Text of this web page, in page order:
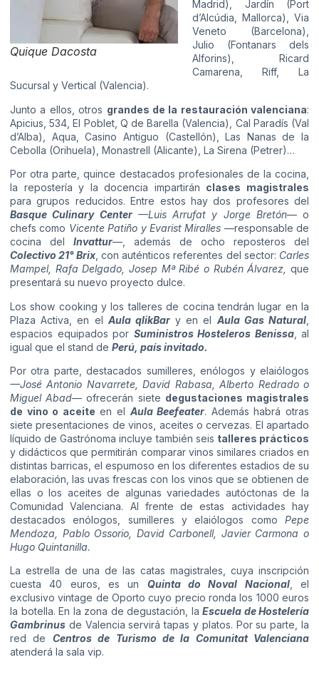
Quique Dacosta
Madrid), Jardín (Port
d’Alcúdia, Mallorca), Via
Veneto (Barcelona),
Julio (Fontanars dels
Alforins), Ricard
Camarena, Riff, La
Sucursal y Vertical (Valencia).
Junto a ellos, otros grandes de la restauración valenciana:
Apicius, 534, El Poblet, Q de Barella (Valencia), Cal Paradís (Val
d’Alba), Aqua, Casino Antiguo (Castellón), Las Nanas de la
Cebolla (Orihuela), Monastrell (Alicante), La Sirena (Petrer)…
Por otra parte, quince destacados profesionales de la cocina,
la repostería y la docencia impartirán clases magistrales
para grupos reducidos. Entre estos hay dos profesores del
Basque Culinary Center—Luis Arrufat y Jorge Bretón—o
chefs como Vicente Patiño y Evarist Miralles —responsable de
cocina del Invattur—, además de ocho reposteros del
Colectivo 21° Brix, con auténticos referentes del sector: Carles
Mampel, Rafa Delgado, Josep Mª Ribé o Rubén Álvarez, que
presentará su nuevo proyecto dulce.
Los show cooking y los talleres de cocina tendrán lugar en la
Plaza Activa, en el Aula qlikBary en el Aula Gas Natural
espacios equipados por Suministros Hosteleros Benissa, al
igual que el stand de Perú, país invitado.
Por otra parte, destacados sumilleres, enólogos y elaiólogos
—José Antonio Navarrete, David Rabasa, Alberto Redrado o
Miguel Abad— ofrecerán siete degustaciones magistrales
de vino o aceite en el Aula Beefeater. Además habrá otras
siete presentaciones de vinos, aceites o cervezas. El apartado
líquido de Gastrónoma incluye también seis talleres prácticos
y didácticos que permitirán comparar vinos similares criados en
distintas barricas, el espumoso en los diferentes estadios de su
elaboración, las uvas frescas con los vinos que se obtienen de
ellas o los aceites de algunas variedades autóctonas de la
Comunidad Valenciana. Al frente de estas actividades hay
destacados enólogos, sumilleres y elaiólogos como Pepe
Mendoza, Pablo Ossorio, David Carbonell, Javier Carmona o
Hugo Quintanilla.
La estrella de una de las catas magistrales, cuya inscripción
cuesta 40 euros, es un Quinta do Noval Nacional, el
exclusivo vintage de Oporto cuyo precio ronda los 1000 euros
la botella. En la zona de degustación, la Escuela de Hostelería
Gambrinus de Valencia servirá tapas y platos. Por su parte, la
red de Centros de Turismo de la Comunitat Valenciana
atenderá la sala vip.